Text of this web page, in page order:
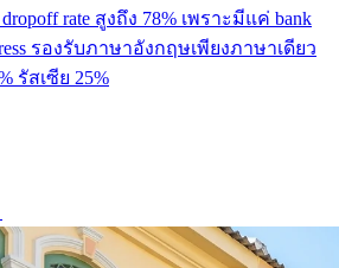
dropoff rate สูงถึง 78% เพราะมีแค่ bank
รองรับภาษาอังกฤษเพียงภาษาเดียว
รัสเซีย 25%